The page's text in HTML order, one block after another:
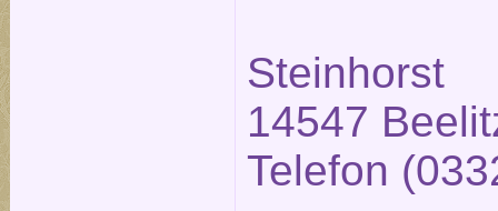
Steinhorst
14547
Telefon